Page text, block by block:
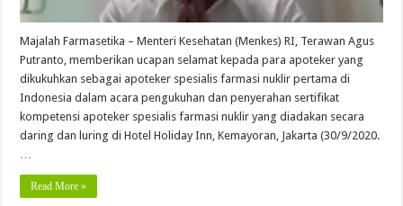
Majalah Farmasetika – Menteri Kesehatan (Menkes) RI, Terawan Agus
Putranto, memberikan ucapan selamat kepada para apoteker yang
dikukuhkan sebagai apoteker spesialis farmasi nuklir pertama di
Indonesia dalam acara pengukuhan dan penyerahan sertifikat
kompetensi apoteker spesialis farmasi nuklir yang diadakan secara
daring dan luring di Hotel Holiday Inn, Kemayoran, Jakarta (30/9/2020.
Read More »